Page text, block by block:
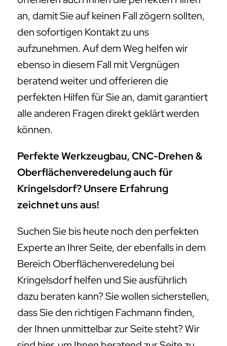
an, damit Sie auf keinen Fall zögern sollten,
den sofortigen Kontakt zu uns
aufzunehmen. Auf dem Weg helfen wir
ebenso in diesem Fall mit Vergnügen
beratend weiter und offerieren die
perfekten Hilfen für Sie an, damit garantiert
alle anderen Fragen direkt geklärt werden
können.
Perfekte Werkzeugbau, CNC-Drehen &
Oberflächenveredelung auch für
Kringelsdorf? Unsere Erfahrung
zeichnet uns aus!
Suchen Sie bis heute noch den perfekten
Experte an Ihrer Seite, der ebenfalls in dem
Bereich Oberflächenveredelung bei
Kringelsdorf helfen und Sie ausführlich
dazu beraten kann? Sie wollen sicherstellen,
dass Sie den richtigen Fachmann finden,
der Ihnen unmittelbar zur Seite steht? Wir